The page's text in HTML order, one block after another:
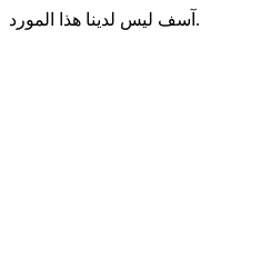
آسف ليس لدينا هذا المورد.